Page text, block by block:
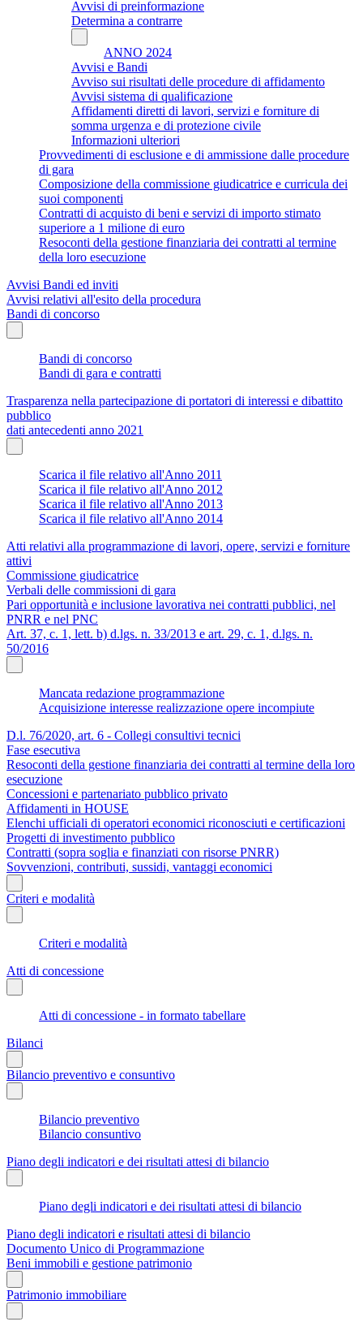
Avvisi di preinformazione
Determina a contrarre
ANNO 2024
Avvisi e Bandi
Avviso sui risultati delle procedure di affidamento
Avvisi sistema di qualificazione
Affidamenti diretti di lavori, servizi e forniture di
somma urgenza e di protezione civile
Informazioni ulteriori
Provvedimenti di esclusione e di ammissione dalle procedure
di gara
Composizione della commissione giudicatrice e curricula dei
suoi componenti
Contratti di acquisto di beni e servizi di importo stimato
superiore a 1 milione di euro
Resoconti della gestione finanziaria dei contratti al termine
della loro esecuzione
Avvisi Bandi ed inviti
Avvisi relativi all'esito della procedura
Bandi di concorso
Bandi di concorso
Bandi di gara e contratti
Trasparenza nella partecipazione di portatori di interessi e dibattito
pubblico
dati antecedenti anno 2021
Scarica il file relativo all'Anno 2011
Scarica il file relativo all'Anno 2012
Scarica il file relativo all'Anno 2013
Scarica il file relativo all'Anno 2014
Atti relativi alla programmazione di lavori, opere, servizi e forniture
attivi
Commissione giudicatrice
Verbali delle commissioni di gara
Pari opportunità e inclusione lavorativa nei contratti pubblici, nel
PNRR e nel PNC
Art. 37, c. 1, lett. b) d.lgs. n. 33/2013 e art. 29, c. 1, d.lgs. n.
50/2016
Mancata redazione programmazione
Acquisizione interesse realizzazione opere incompiute
D.l. 76/2020, art. 6 - Collegi consultivi tecnici
Fase esecutiva
Resoconti della gestione finanziaria dei contratti al termine della loro
esecuzione
Concessioni e partenariato pubblico privato
Affidamenti in HOUSE
Elenchi ufficiali di operatori economici riconosciuti e certificazioni
Progetti di investimento pubblico
Contratti (sopra soglia e finanziati con risorse PNRR)
Sovvenzioni, contributi, sussidi, vantaggi economici
Criteri e modalità
Criteri e modalità
Atti di concessione
Atti di concessione - in formato tabellare
Bilanci
Bilancio preventivo e consuntivo
Bilancio preventivo
Bilancio consuntivo
Piano degli indicatori e dei risultati attesi di bilancio
Piano degli indicatori e dei risultati attesi di bilancio
Piano degli indicatori e risultati attesi di bilancio
Documento Unico di Programmazione
Beni immobili e gestione patrimonio
Patrimonio immobiliare